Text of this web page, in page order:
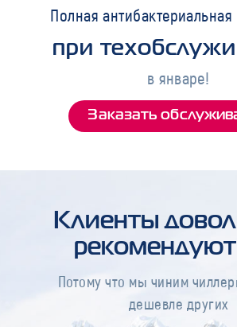
Полная
при
в январе!
Заказать
Клиенты
Потому что мы чиним
дешевле других